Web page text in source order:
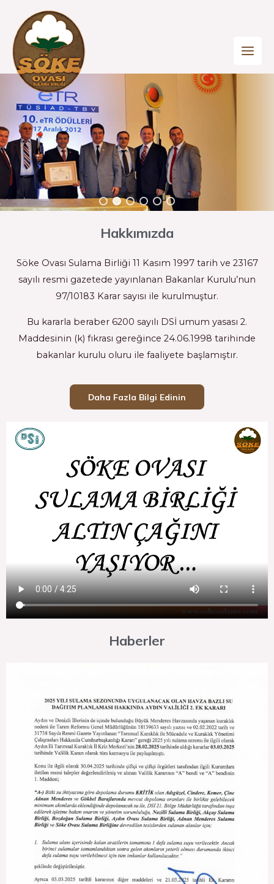
Hakkımızda
Söke Ovası Sulama Birliği 11 Kasım 1997 tarih ve 23167
sayılı resmi gazetede yayınlanan Bakanlar Kurulu’nun
97/10183 Karar sayısı ile kurulmuştur.
Bu kararla beraber 6200 sayılı DSİ umum yasası 2.
Maddesinin (k) fıkrası gereğince 24.06.1998 tarihinde
bakanlar kurulu oluru ile faaliyete başlamıştır.
Daha Fazla Bilgi Edinin
Haberler